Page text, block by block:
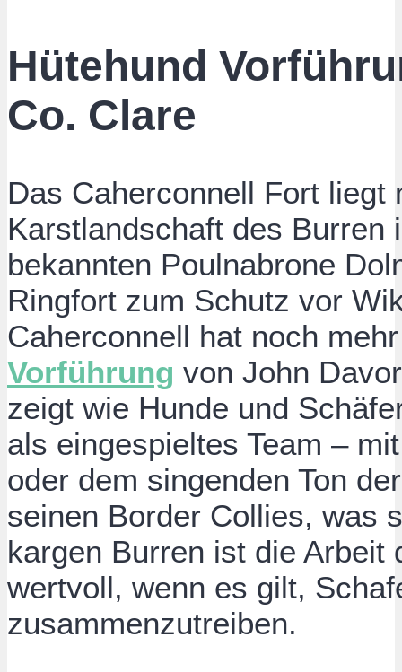
Hütehund
Co. Clare
Das Caherconnell Fort liegt
Karstlandschaft des Burren
bekannten Poulnabrone
Ringfort zum Schutz vor
Caherconnell hat noch
Vorführung von John
zeigt wie Hunde und
als eingespieltes Team –
oder dem singenden Ton
seinen Border Collies, was
kargen Burren ist die Arbeit
wertvoll, wenn es gilt,
zusammenzutreiben.